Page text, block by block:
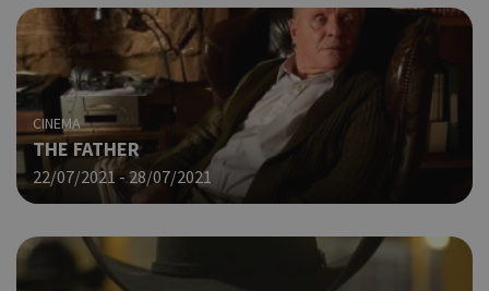
CINEMA
THE FATHER
22/07/2021 - 28/07/2021